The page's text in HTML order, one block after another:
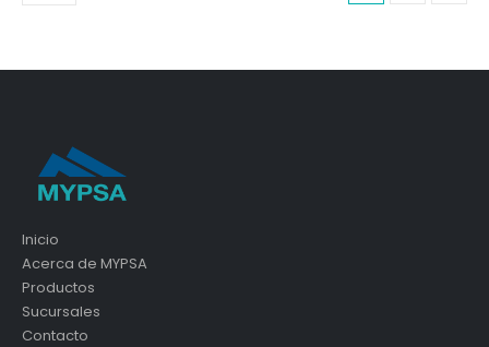
Inicio
Acerca de MYPSA
Productos
Sucursales
Contacto